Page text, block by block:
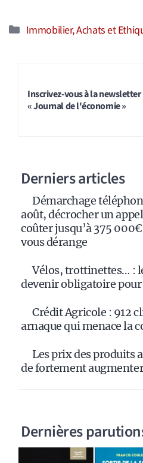
Catégories
Immobilier, Achats et
Inscrivez-vous à la newsletter
« Journal de l'économie »
Derniers articles
Démarchage
août, décrocher un
coûter jusqu’à 375
vous dérange
Vélos, trottinettes… :
devenir obligatoire pour
Crédit Agricole : 912
arnaque qui menace la
Les prix des produits
de fortement
Dernières